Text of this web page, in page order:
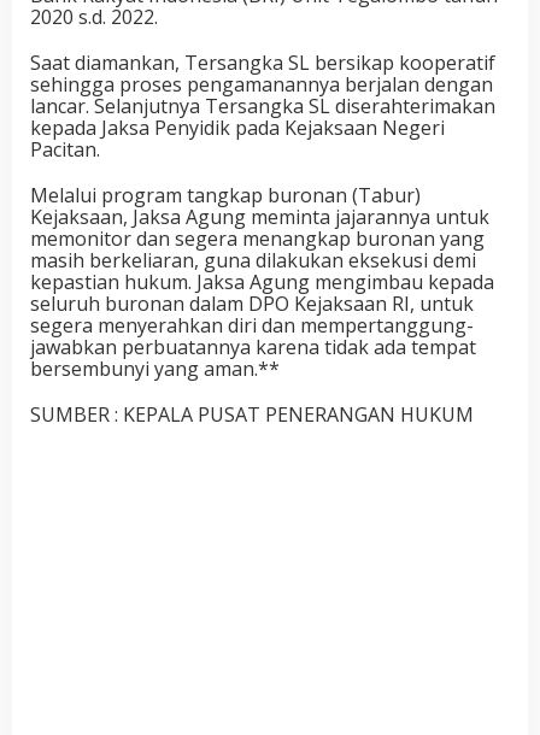
2020 s.d. 2022.
Saat diamankan, Tersangka SL bersikap kooperatif
sehingga proses pengamanannya berjalan dengan
lancar. Selanjutnya Tersangka SL diserahterimakan
kepada Jaksa Penyidik pada Kejaksaan Negeri
Pacitan.
Melalui program tangkap buronan (Tabur)
Kejaksaan, Jaksa Agung meminta jajarannya untuk
memonitor dan segera menangkap buronan yang
masih berkeliaran, guna dilakukan eksekusi demi
kepastian hukum. Jaksa Agung mengimbau kepada
seluruh buronan dalam DPO Kejaksaan RI, untuk
segera menyerahkan diri dan mempertanggung-
jawabkan perbuatannya karena tidak ada tempat
bersembunyi yang aman.**
SUMBER : KEPALA PUSAT PENERANGAN HUKUM